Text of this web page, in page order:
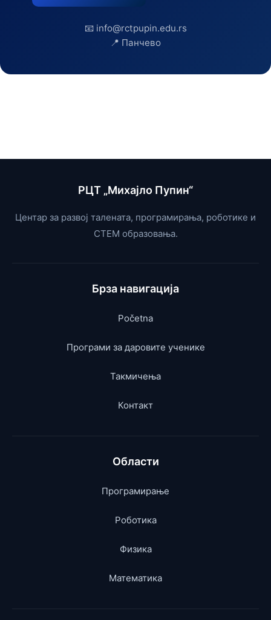
📧 info@rctpupin.edu.rs
📍 Панчево
РЦТ „Михајло Пупин“
Центар за развој талената, програмирања, роботике и
СТЕМ образовања.
Брза навигација
Početna
Програми за даровите ученике
Такмичења
Контакт
Области
Програмирање
Роботика
Физика
Математика